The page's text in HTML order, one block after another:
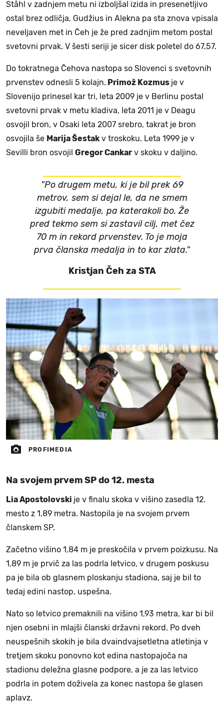
Ståhl v zadnjem metu ni izboljšal izida in presenetljivo
ostal brez odličja, Gudžius in Alekna pa sta znova vpisala
neveljaven met in Čeh je že pred zadnjim metom postal
svetovni prvak. V šesti seriji je sicer disk poletel do 67,57.
Do tokratnega Čehova nastopa so Slovenci s svetovnih
prvenstev odnesli 5 kolajn. Primož Kozmus je v
Slovenijo prinesel kar tri, leta 2009 je v Berlinu postal
svetovni prvak v metu kladiva, leta 2011 je v Deagu
osvojil bron, v Osaki leta 2007 srebro, takrat je bron
osvojila še Marija Šestak v troskoku. Leta 1999 je v
Sevilli bron osvojil Gregor Cankar v skoku v daljino.
"Po drugem metu, ki je bil prek 69
metrov, sem si dejal le, da ne smem
izgubiti medalje, pa katerakoli bo. Že
pred tekmo sem si zastavil cilj, met čez
70 m in rekord prvenstev. To je moja
prva članska medalja in to kar zlata."
Kristjan Čeh za STA
PROFIMEDIA
Na svojem prvem SP do 12. mesta
Lia Apostolovski je v finalu skoka v višino zasedla 12.
mesto z 1,89 metra. Nastopila je na svojem prvem
članskem SP.
Začetno višino 1,84 m je preskočila v prvem poizkusu. Na
1,89 m je prvič za las podrla letvico, v drugem poskusu
pa je bila ob glasnem ploskanju stadiona, saj je bil to
tedaj edini nastop, uspešna.
Nato so letvico premaknili na višino 1,93 metra, kar bi bil
njen osebni in mlajši članski državni rekord. Po dveh
neuspešnih skokih je bila dvaindvajsetletna atletinja v
tretjem skoku ponovno kot edina nastopajoča na
stadionu deležna glasne podpore, a je za las letvico
podrla in potem doživela za konec nastopa še glasen
aplavz.